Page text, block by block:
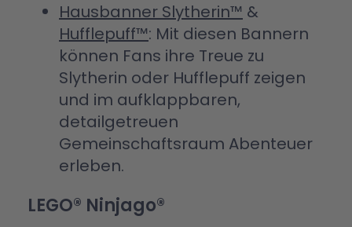
Hausbanner Slytherin™ &
Hufflepuff™: Mit diesen Bannern
können Fans ihre Treue zu
Slytherin oder Hufflepuff zeigen
und im aufklappbaren,
detailgetreuen
Gemeinschaftsraum Abenteuer
erleben.
LEGO® Ninjago®